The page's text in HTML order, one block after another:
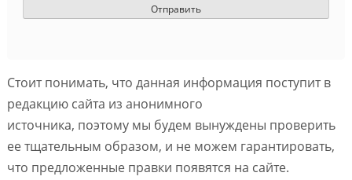
Стоит понимать, что данная информация поступит в
редакцию сайта из анонимного
источника, поэтому мы будем вынуждены проверить
ее тщательным образом, и не можем гарантировать,
что предложенные правки появятся на сайте.